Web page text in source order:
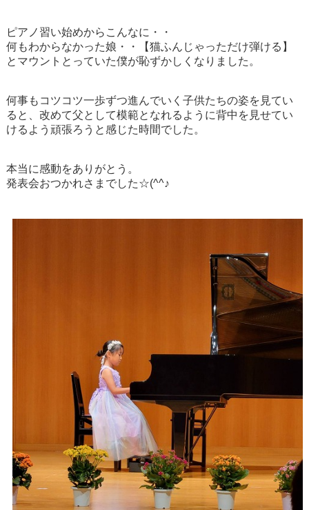
ピアノ習い始めからこんなに・・
何もわからなかった娘・・【猫ふんじゃっただけ弾ける】
とマウントとっていた僕が恥ずかしくなりました。
何事もコツコツ一歩ずつ進んでいく子供たちの姿を見てい
ると、改めて父として模範となれるように背中を見せてい
けるよう頑張ろうと感じた時間でした。
本当に感動をありがとう。
発表会おつかれさまでした☆(^^♪